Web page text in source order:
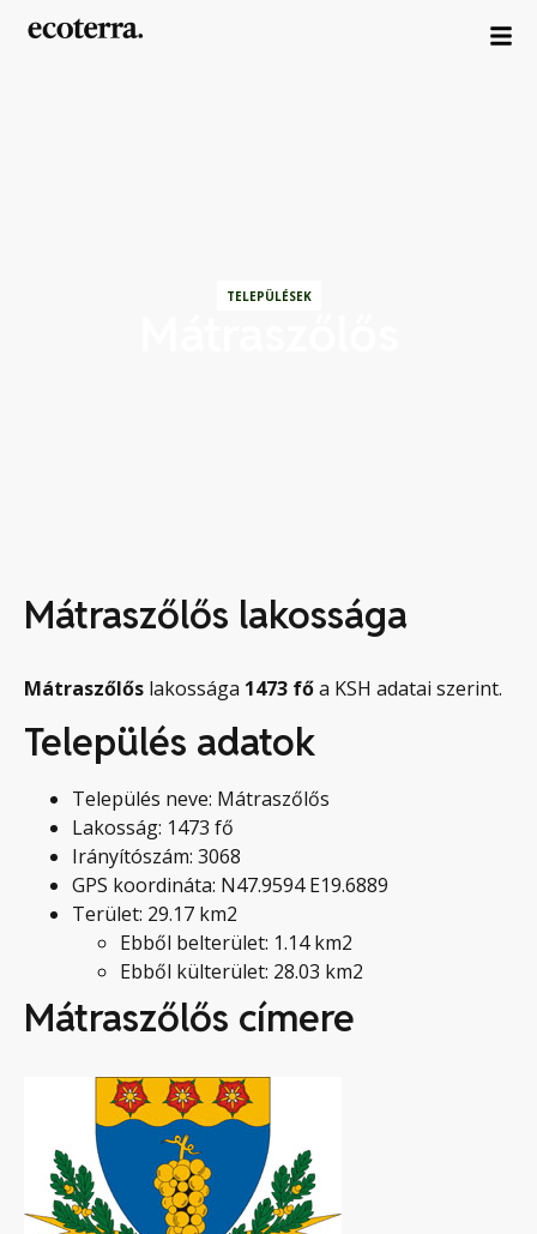
TELEPÜLÉSEK
Mátraszőlős lakossága
Mátraszőlős lakossága 1473 főa KSH adatai szerint.
Település adatok
Település neve: Mátraszőlős
Lakosság: 1473 fő
Irányítószám: 3068
GPS koordináta: N47.9594 E19.6889
Terület: 29.17 km2
Ebből belterület: 1.14 km2
Ebből külterület: 28.03 km2
Mátraszőlős címere